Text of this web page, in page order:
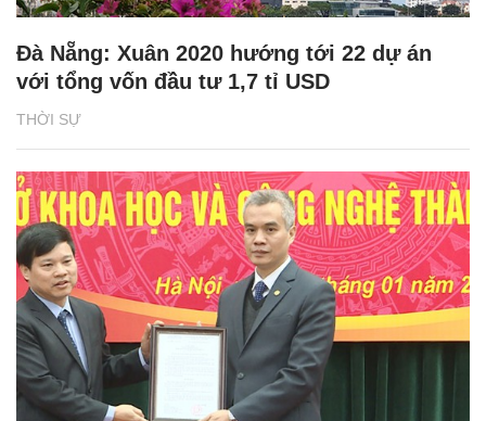
THỜI SỰ
Đà Nẵng: Xuân 2020 hướng tới 22 dự án
với tổng vốn đầu tư 1,7 tỉ USD